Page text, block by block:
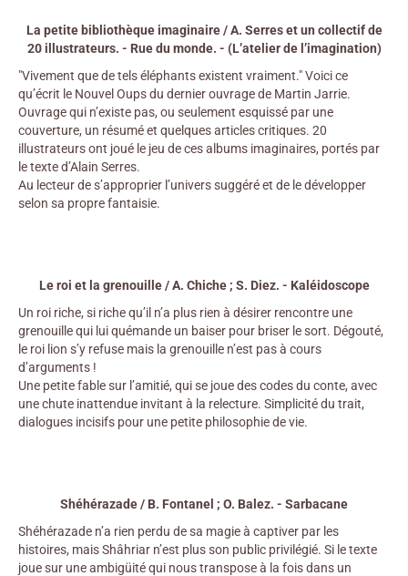
La petite bibliothèque imaginaire / A. Serres et un collectif de
20 illustrateurs. - Rue du monde. - (L’atelier de l’imagination)
"Vivement que de tels éléphants existent vraiment." Voici ce
qu’écrit le Nouvel Oups du dernier ouvrage de Martin Jarrie.
Ouvrage qui n’existe pas, ou seulement esquissé par une
couverture, un résumé et quelques articles critiques. 20
illustrateurs ont joué le jeu de ces albums imaginaires, portés par
le texte d’Alain Serres.
Au lecteur de s’approprier l’univers suggéré et de le développer
selon sa propre fantaisie.
Le roi et la grenouille / A. Chiche ; S. Diez. - Kaléidoscope
Un roi riche, si riche qu’il n’a plus rien à désirer rencontre une
grenouille qui lui quémande un baiser pour briser le sort. Dégouté,
le roi lion s’y refuse mais la grenouille n’est pas à cours
d’arguments !
Une petite fable sur l’amitié, qui se joue des codes du conte, avec
une chute inattendue invitant à la relecture. Simplicité du trait,
dialogues incisifs pour une petite philosophie de vie.
Shéhérazade / B. Fontanel ; O. Balez. - Sarbacane
Shéhérazade n’a rien perdu de sa magie à captiver par les
histoires, mais Shâhriar n’est plus son public privilégié. Si le texte
joue sur une ambigüité qui nous transpose à la fois dans un